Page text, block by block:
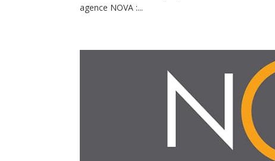
agence NOVA :...